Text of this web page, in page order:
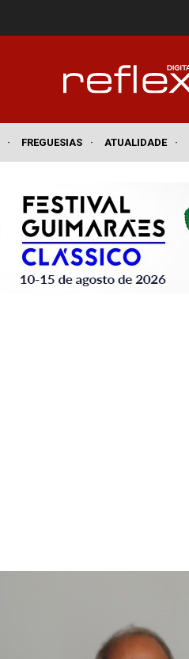
· FREGUESIAS · ATUALIDADE ·